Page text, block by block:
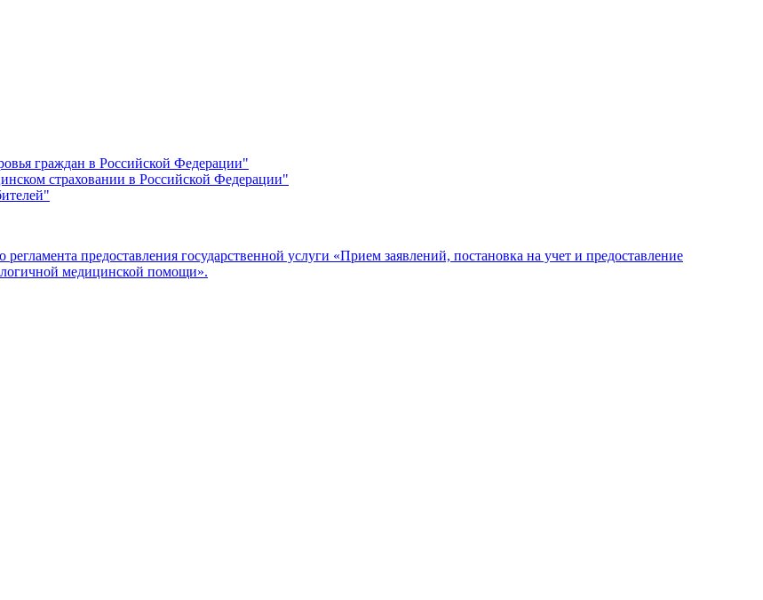
граждан в Российской Федерации"
страховании в Российской Федерации"
предоставления государственной услуги «Прием заявлений, постановка на учет и предоставление
медицинской помощи».